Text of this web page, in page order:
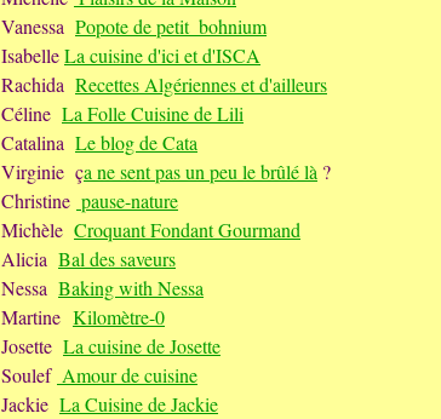
Vanessa Popote de petit_bohnium
IsabelleLa cuisine d'ici et d'ISCA
Rachida Recettes Algériennes et d'ailleurs
Céline La Folle Cuisine de Lili
Catalina Le blog de Cata
Virginie ça ne sent pas un peu le brûlé là ?
Christine pause-nature
Michèle Croquant Fondant Gourmand
Alicia Bal des saveurs
Nessa Baking with Nessa
Martine Kilomètre-0
Josette La cuisine de Josette
Soulef Amour de cuisine
Jackie La Cuisine de Jackie